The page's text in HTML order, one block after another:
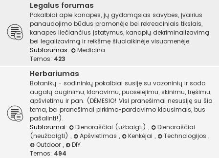
Legalus forumas
Pokalbiai apie kanapes, jų gydomąsias savybes, įvairius
panaudojimo būdus pramonėje bei rekreaciniais tikslais,
kanapes liečiančius įstatymus, kanapių dekriminalizavimą
bei legalizavimą ir reikšmę šiuolaikinėje visuomenėje.
Subforumas:
Medicina
Temos: 423
Herbariumas
Botanikų - sodininkų pokalbiai susiję su vazoninių ir sodo
augalų auginimu, klonavimu, puoselėjimu, skinimu, tręšimu,
apšvietimu ir pan. (DĖMESIO! Visi pranešimai nesusiję su šia
tema, bei pranešimai pirkimo-pardavimo klausimais, bus
pašalinti!).
Subforumai:
Dienoraščiai (užbaigti) ,
Dienoraščiai
(neužbaigti) , Apšvietimas , Kenkėjai , Technologijos ,
Outdoor ,
DIY
Temos: 494